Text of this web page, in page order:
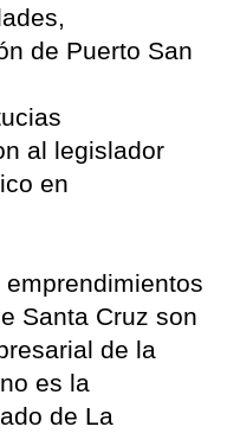
de Puerto San
al legislador
en
Santa Cruz son
de la
es la
de La